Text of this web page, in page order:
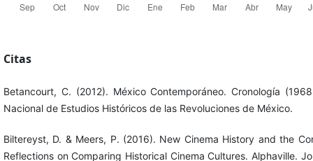
Citas
Betancourt, C. (2012). México Contemporáneo. Cronología
Nacional de Estudios Históricos de las Revoluciones de México.
Biltereyst, D. & Meers, P. (2016). New Cinema History and the
Reflections on Comparing Historical Cinema Cultures. Alphaville.